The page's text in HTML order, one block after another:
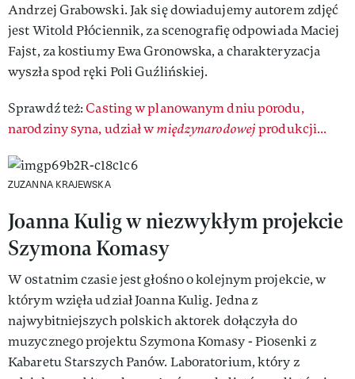
Andrzej Grabowski. Jak się dowiadujemy autorem zdjęć
jest Witold Płóciennik, za scenografię odpowiada Maciej
Fajst, za kostiumy Ewa Gronowska, a charakteryzacja
wyszła spod ręki Poli Guźlińskiej.
Sprawdź też: Casting w planowanym dniu porodu,
narodziny syna, udział wmiędzynarodowejprodukcji...
ZUZANNA KRAJEWSKA
Joanna Kulig w niezwykłym projekcie
Szymona Komasy
W ostatnim czasie jest głośno o kolejnym projekcie, w
którym wzięła udział Joanna Kulig. Jedna z
najwybitniejszych polskich aktorek dołączyła do
muzycznego projektu Szymona Komasy - Piosenki z
Kabaretu Starszych Panów. Laboratorium, który z